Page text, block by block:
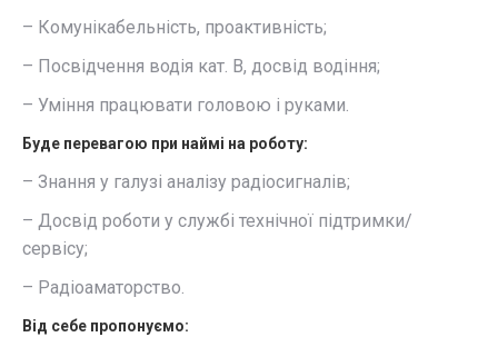
– Комунікабельність, проактивність;
– Посвідчення водія кат. В, досвід водіння;
– Уміння працювати головою і руками.
Буде перевагою при наймі на роботу:
– Знання у галузі аналізу радіосигналів;
– Досвід роботи у службі технічної підтримки/
сервісу;
– Радіоаматорство.
Від себе пропонуємо: